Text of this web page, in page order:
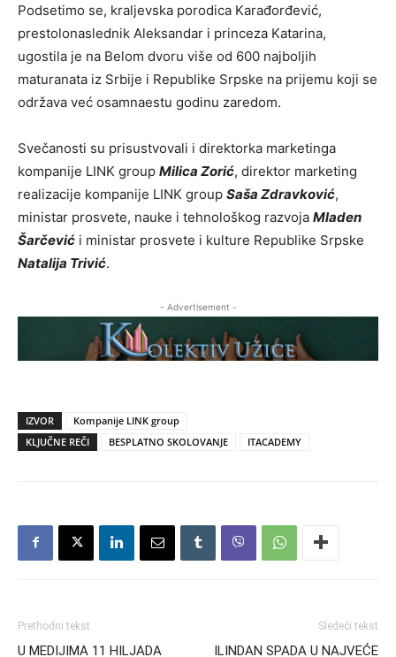
Podsetimo se, kraljevska porodica Karađorđević,
prestolonaslednik Aleksandar i princeza Katarina,
ugostila je na Belom dvoru više od 600 najboljih
maturanata iz Srbije i Republike Srpske na prijemu koji se
održava već osamnaestu godinu zaredom.
Svečanosti su prisustvovali i direktorka marketinga
kompanije LINK group Milica Zorić, direktor marketing
realizacije kompanije LINK group Saša Zdravković,
ministar prosvete, nauke i tehnološkog razvoja Mladen
Šarčević i ministar prosvete i kulture Republike Srpske
Natalija Trivić.
- Advertisement -
IZVOR
Kompanije LINK group
KLJUČNE REČI
BESPLATNO SKOLOVANJE ITACADEMY
Prethodni tekst
U MEDIJIMA 11 HILJADA
Sledeći tekst
ILINDAN SPADA U NAJVEĆE